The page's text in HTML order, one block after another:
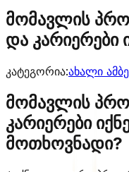
მომავლის
და კარიერები
კატეგორია:ახალი
მომავლის
კარიერები
მოთხოვნადი?